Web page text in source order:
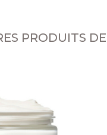
PRODUITS